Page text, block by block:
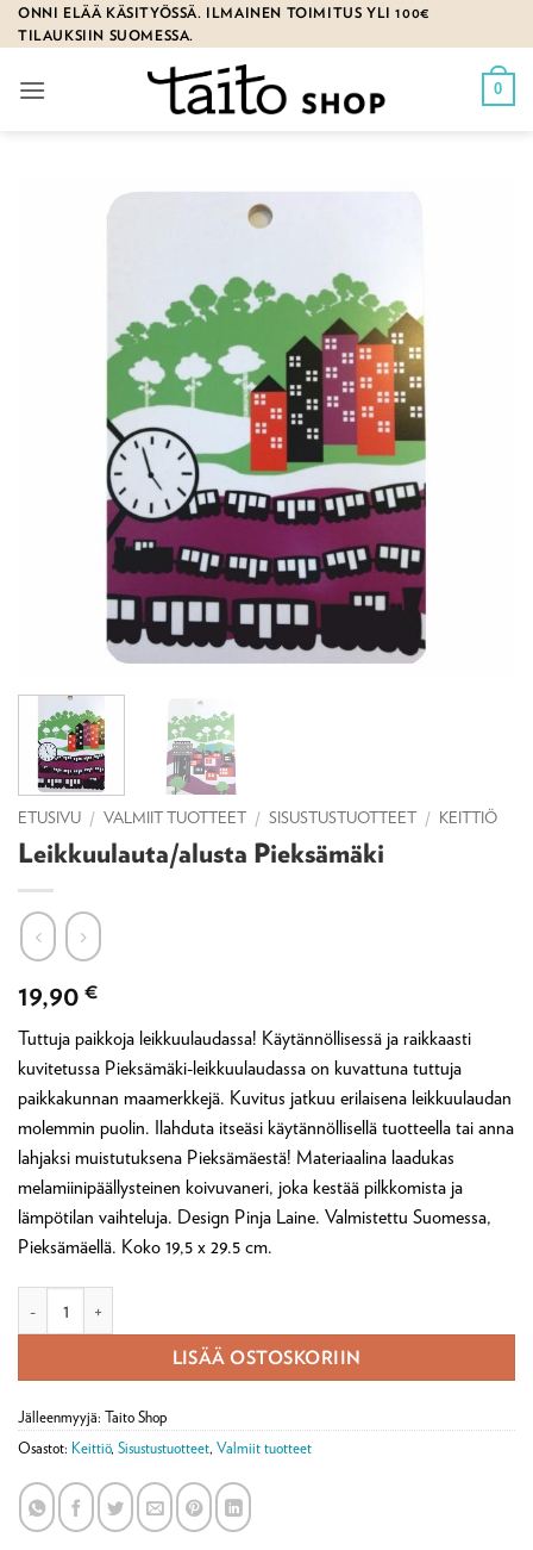
Skip
to
ONNI ELÄÄ KÄSITYÖSSÄ. ILMAINEN TOIMITUS YLI 100€
TILAUKSIIN SUOMESSA.
0
ETUSIVU / VALMIIT TUOTTEET / SISUSTUSTUOTTEET / KEITTIÖ
Leikkuulauta/alusta Pieksämäki
19,90 €
Tuttuja paikkoja leikkuulaudassa! Käytännöllisessä ja raikkaasti
kuvitetussa Pieksämäki-leikkuulaudassa on kuvattuna tuttuja
paikkakunnan maamerkkejä. Kuvitus jatkuu erilaisena leikkuulaudan
molemmin puolin. Ilahduta itseäsi käytännöllisellä tuotteella tai anna
lahjaksi muistutuksena Pieksämäestä! Materiaalina laadukas
melamiinipäällysteinen koivuvaneri, joka kestää pilkkomista ja
lämpötilan vaihteluja. Design Pinja Laine. Valmistettu Suomessa,
Pieksämäellä. Koko 19,5 x 29.5 cm.
LISÄÄ OSTOSKORIIN
Jälleenmyyjä: Taito Shop
Osastot: Keittiö, Sisustustuotteet, Valmiit tuotteet